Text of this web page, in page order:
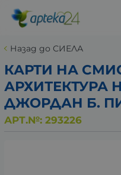
Назад до СИЕЛА
КАРТИ НА
АРХИТЕКТУРА
ДЖОРДАН Б.
АРТ.№: 293226